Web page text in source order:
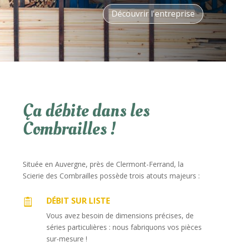
Découvrir l'entreprise
Ça débite dans les
Combrailles !
Située en Auvergne, près de Clermont-Ferrand, la
Scierie des Combrailles possède trois atouts majeurs :
 DÉBIT SUR LISTE
Vous avez besoin de dimensions précises, de
séries particulières : nous fabriquons vos pièces
sur-mesure !